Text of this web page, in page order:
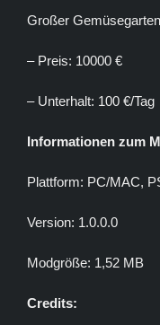
Großer
– Preis: 10000 €
– Unterhalt: 100 €/Tag
Informationen zum
Plattform: PC/MAC,
Version: 1.0.0.0
Modgröße: 1,52 MB
Credits: